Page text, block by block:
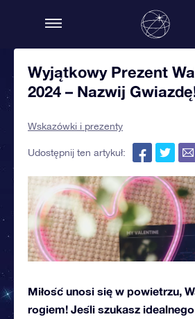
Wyjątkowy Prezent
2024 – Nazwij
Wskazówki i prezenty
Udostępnij ten artykuł:
Miłość unosi się w powietrzu,
rogiem! Jeśli szukasz